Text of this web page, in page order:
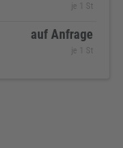
je 1 St
auf Anfrage
je 1 St